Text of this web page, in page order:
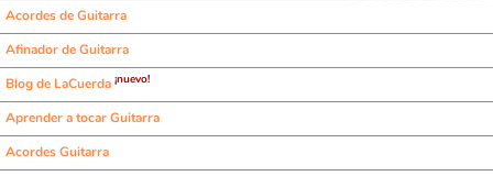
Acordes de Guitarra
Afinador de Guitarra
Blog de LaCuerda ¡nuevo!
Aprender a tocar Guitarra
Acordes Guitarra